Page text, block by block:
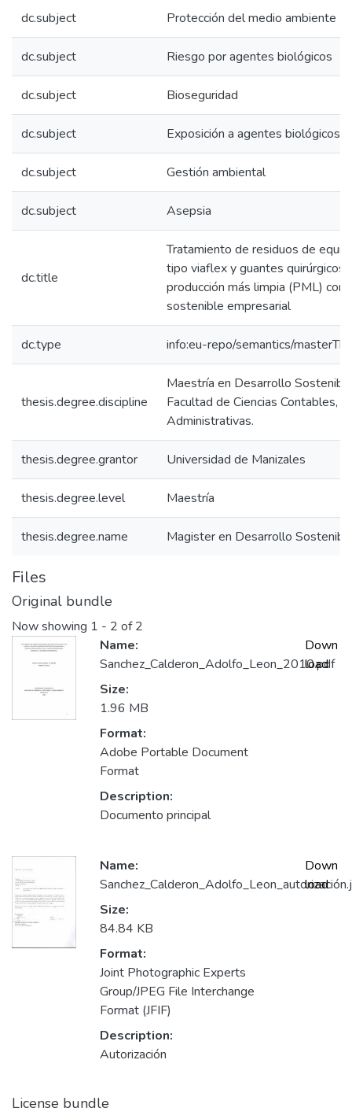
dc.subject Protección del medio ambiente
dc.subject Riesgo por agentes biológicos
dc.subject Bioseguridad
dc.subject Exposición a agentes biológicos
dc.subject Gestión ambiental
dc.subject Asepsia
dc.title
Tratamiento de residuos de
tipo viaflex y guantes quirúrgicos
producción más limpia (PML)
sostenible empresarial
dc.type info:eu-repo/semantics/
thesis.degree.discipline
Maestría en Desarrollo
Facultad de Ciencias Contables,
Administrativas.
thesis.degree.grantor Universidad de Manizales
thesis.degree.level Maestría
thesis.degree.name Magister en Desarrollo
Files
Original bundle
Now showing 1 - 2 of 2
Name:
Sanchez_Calderon_Adolfo_Leon_2010.pdf
Size:
1.96 MB
Format:
Adobe Portable Document
Format
Description:
Documento principal
Down
load
Name:
Size:
84.84 KB
Format:
Joint Photographic Experts
Group/JPEG File Interchange
Format (JFIF)
Description:
Autorización
Down
load
License bundle